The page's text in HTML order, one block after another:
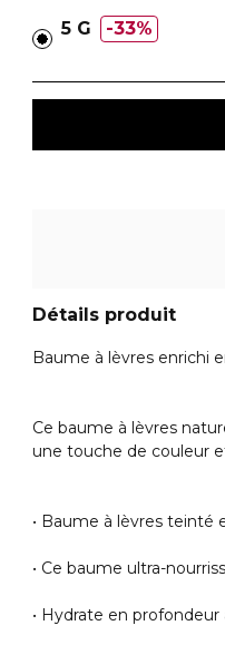
5 G 33%
Détails produit
Baume à lèvres enrichi
Ce baume à lèvres
une touche de couleur
• Baume à lèvres teinté
• Ce baume ultra-
• Hydrate en